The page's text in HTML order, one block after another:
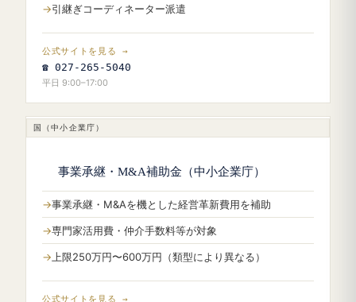
引継ぎコーディネーター派遣
公式サイトを見る →
☎ 027-265-5040
平日 9:00–17:00
国（中小企業庁）
事業承継・M&A補助金（中小企業庁）
事業承継・M&Aを機とした経営革新費用を補助
専門家活用費・仲介手数料等が対象
上限250万円〜600万円（類型により異なる）
公式サイトを見る →